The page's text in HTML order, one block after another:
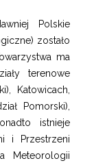
Polskie
zostało
ma
terenowe
Katowicach,
Pomorski),
istnieje
i Przestrzeni
Meteorologii